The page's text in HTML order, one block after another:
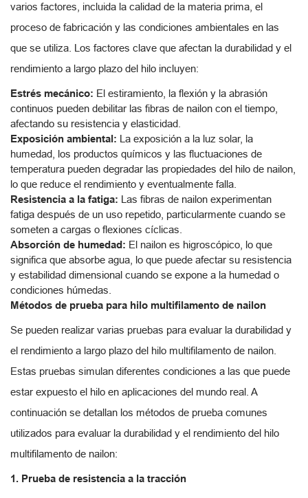
varios factores, incluida la calidad de la materia prima, el
proceso de fabricación y las condiciones ambientales en las
que se utiliza. Los factores clave que afectan la durabilidad y el
rendimiento a largo plazo del hilo incluyen:
Estrés mecánico: El estiramiento, la flexión y la abrasión
continuos pueden debilitar las fibras de nailon con el tiempo,
afectando su resistencia y elasticidad.
Exposición ambiental: La exposición a la luz solar, la
humedad, los productos químicos y las fluctuaciones de
temperatura pueden degradar las propiedades del hilo de nailon,
lo que reduce el rendimiento y eventualmente falla.
Resistencia a la fatiga: Las fibras de nailon experimentan
fatiga después de un uso repetido, particularmente cuando se
someten a cargas o flexiones cíclicas.
Absorción de humedad: El nailon es higroscópico, lo que
significa que absorbe agua, lo que puede afectar su resistencia
y estabilidad dimensional cuando se expone a la humedad o
condiciones húmedas.
Métodos de prueba para hilo multifilamento de nailon
Se pueden realizar varias pruebas para evaluar la durabilidad y
el rendimiento a largo plazo del hilo multifilamento de nailon.
Estas pruebas simulan diferentes condiciones a las que puede
estar expuesto el hilo en aplicaciones del mundo real. A
continuación se detallan los métodos de prueba comunes
utilizados para evaluar la durabilidad y el rendimiento del hilo
multifilamento de nailon:
1. Prueba de resistencia a la tracción